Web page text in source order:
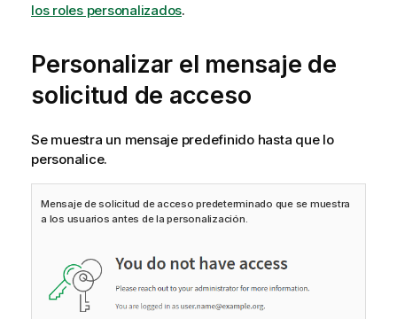
los roles personalizados.
Personalizar el mensaje de
solicitud de acceso
Se muestra un mensaje predefinido hasta que lo
personalice.
Mensaje de solicitud de acceso predeterminado que se muestra
a los usuarios antes de la personalización.